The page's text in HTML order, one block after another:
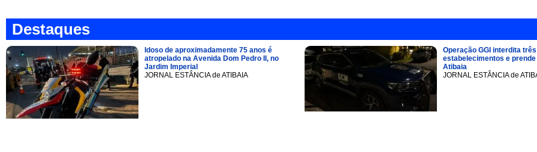
Destaques
Idoso de aproximadamente 75 anos é
atropelado na Avenida Dom Pedro II, no
Jardim Imperial
JORNAL ESTÂNCIA de ATIBAIA
Operação GGI interdita três
estabelecimentos e
Atibaia
JORNAL ESTÂNCIA de